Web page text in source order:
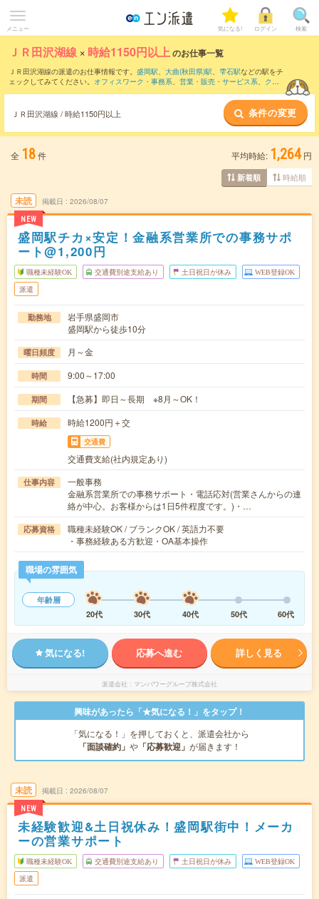
メニュー 気になる! ログイン 検索
ＪＲ田沢湖線 × 時給1150円以上のお仕事一覧
ＪＲ田沢湖線の派遣のお仕事情報です。 盛岡駅、 大曲(秋田県)駅、 雫石駅などの駅をチ
ェックしてみてください。 オフィスワーク・事務系、 営業・販売・サービス系、 クリ
ＪＲ田沢湖線 / 時給1150円以上 条件の変更
全 18件 平均時給: 1,264 円
新着順 時給順
未読
NEW
掲載日 2026/08/07
盛岡駅チカ×安定！金融系営業所での事務サポ
ート@1,200円
職種未経験OK 交通費別途支給あり 土日祝日が休み WEB登録OK
派遣
勤務地
岩手県盛岡市
盛岡駅から徒歩10分
曜日頻度 月～金
時間 9:00～17:00
期間 【急募】即日～長期 ※8月～OK！
時給 時給1200円＋交
交通費
交通費支給(社内規定あり)
仕事内容
一般事務
金融系営業所での事務サポート・電話応対(営業さんからの連
絡が中心。お客様からは1日5件程度です。)・…
応募資格
職種未経験OK / ブランクOK / 英語力不要
・事務経験ある方歓迎・OA基本操作
職場の雰囲気
年齢層
20代
30代 40代 50代 60代
気になる! 応募へ進む 詳しく見る
派遣会社 マンパワーグループ株式会社
興味があったら「★気になる！」をタップ！
「気になる！」を押しておくと、派遣会社から
「面談確約」 や 「応募歓迎」 が届きます！
未読
NEW
掲載日 2026/08/07
未経験歓迎&土日祝休み！盛岡駅街中！メーカ
ーの営業サポート
職種未経験OK 交通費別途支給あり 土日祝日が休み WEB登録OK
派遣